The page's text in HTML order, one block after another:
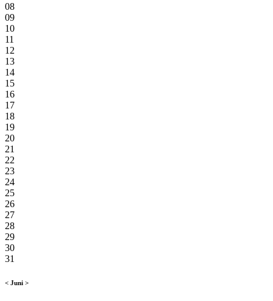
08
09
10
11
12
13
14
15
16
17
18
19
20
21
22
23
24
25
26
27
28
29
30
31
< Juni >